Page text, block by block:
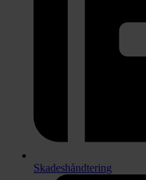
Skadeshåndtering